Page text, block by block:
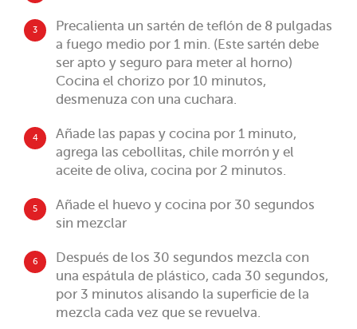
3
Precalienta un sartén de teflón de 8 pulgadas
a fuego medio por 1 min. (Este sartén debe
ser apto y seguro para meter al horno)
Cocina el chorizo por 10 minutos,
desmenuza con una cuchara.
4
Añade las papas y cocina por 1 minuto,
agrega las cebollitas, chile morrón y el
aceite de oliva, cocina por 2 minutos.
5
Añade el huevo y cocina por 30 segundos
sin mezclar
6
Después de los 30 segundos mezcla con
una espátula de plástico, cada 30 segundos,
por 3 minutos alisando la superficie de la
mezcla cada vez que se revuelva.